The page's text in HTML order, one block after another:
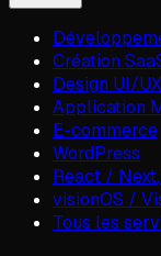
Création
Design UI/UX
Application
E-commerce
WordPress
React /
visionOS /
Tous les